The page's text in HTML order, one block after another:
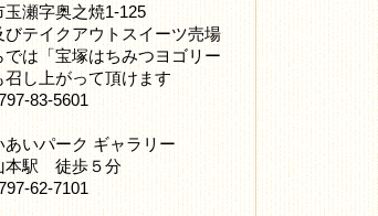
玉瀬字奥之焼1-125
びテイクアウトスイーツ売場
では「宝塚はちみつヨゴリー
召し上がって頂けます
83-5601
いパーク ギャラリー
本駅 徒歩５分
62-7101